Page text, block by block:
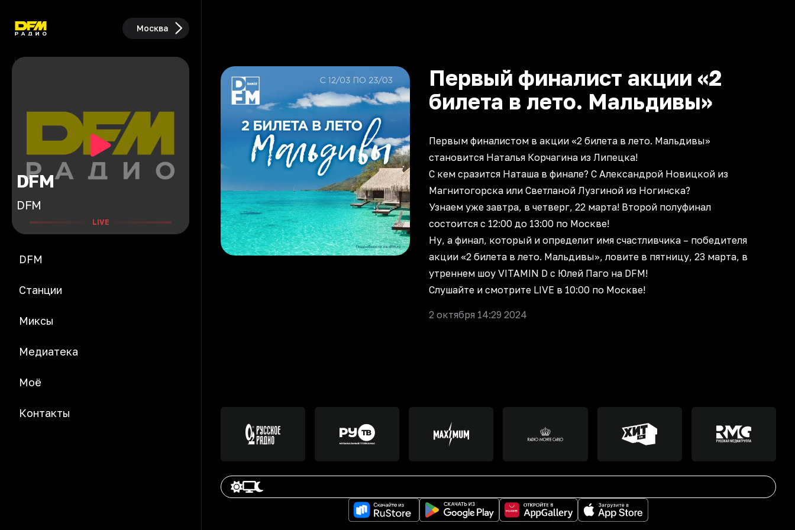
Москва
DFM
DFM
LIVE
DFM
Станции
Миксы
Медиатека
Моё
Контакты
Первый финалист акции «2
билета в лето. Мальдивы»
Первым финалистом в акции «2 билета в лето. Мальдивы»
становится Наталья Корчагина из Липецка!
С кем сразится Наташа в финале? С Александрой Новицкой из
Магнитогорска или Светланой Лузгиной из Ногинска?
Узнаем уже завтра, в четверг, 22 марта! Второй полуфинал
состоится с 12:00 до 13:00 по Москве!
Ну, а финал, который и определит имя счастливчика – победителя
акции «2 билета в лето. Мальдивы», ловите в пятницу, 23 марта, в
утреннем шоу VITAMIN D с Юлей Паго на DFM!
Слушайте и смотрите LIVE в 10:00 по Москве!
2 октября 14:29 2024